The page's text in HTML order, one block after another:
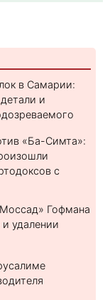
в Самарии:
и
«Ба-Симта»:
с
Гофмана
и удалении